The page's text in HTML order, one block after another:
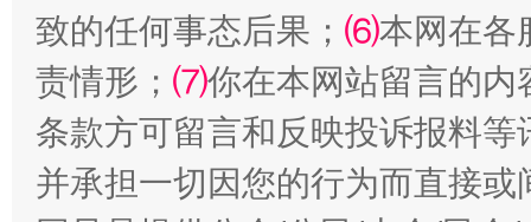
致的任何事态后果； ⑹本网在各
责情形； ⑺你在本网站留言的内
条款方可留言和反映投诉报料
并承担一切因您的行为而直接